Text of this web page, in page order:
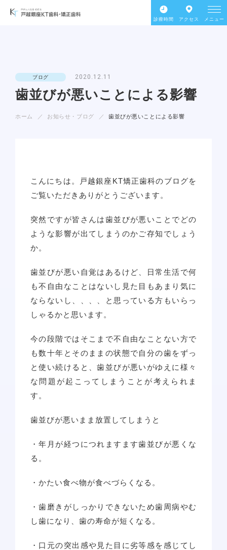
診療時間 アクセス メニュー
ブログ 2020.12.11
歯並びが悪いことによる影響
ホーム お知らせ・ブログ 歯並びが悪いことによる影響
こんにちは。戸越銀座KT矯正歯科のブログを
ご覧いただきありがとうございます。
突然ですが皆さんは歯並びが悪いことでどの
ような影響が出てしまうのかご存知でしょう
か。
歯並びが悪い自覚はあるけど、日常生活で何
も不自由なことはないし見た目もあまり気に
ならないし、、、、と思っている方もいらっ
しゃるかと思います。
今の段階ではそこまで不自由なことない方で
も数十年とそのままの状態で自分の歯をずっ
と使い続けると、歯並びが悪いがゆえに様々
な問題が起こってしまうことが考えられま
す。
歯並びが悪いまま放置してしまうと
・年月が経つにつれますます歯並びが悪くな
る。
・かたい食べ物が食べづらくなる。
・歯磨きがしっかりできないため歯周病やむ
し歯になり、歯の寿命が短くなる。
・口元の突出感や見た目に劣等感を感じてし